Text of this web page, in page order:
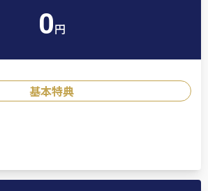
0円
基本特典